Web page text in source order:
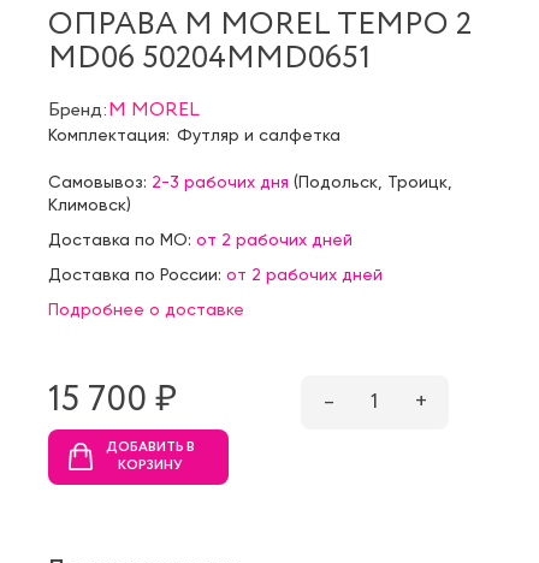
ОПРАВА M MOREL TEMPO 2
MD06 50204MMD0651
Бренд:M MOREL
Комплектация: Футляр и салфетка
Самовывоз: 2-3 рабочих дня (Подольск Троицк
Климовск)
Доставка по МО: от 2 рабочих дней
Доставка по России: от 2 рабочих дней
Подробнее о доставке
15 700 ₷ – 1 +
ДОБАВИТЬ В
КОРЗИНУ